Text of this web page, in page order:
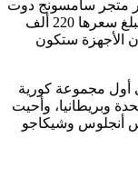
متجر سامسونج دوت
كوم على الانترنت إبتداءً من الجمعة القادم، ويبلغ سعرها 220 ألف
الأجهزة ستكون
أول مجموعة كورية
وبريطانيا، وأحيت
أنجلوس وشيكاجو